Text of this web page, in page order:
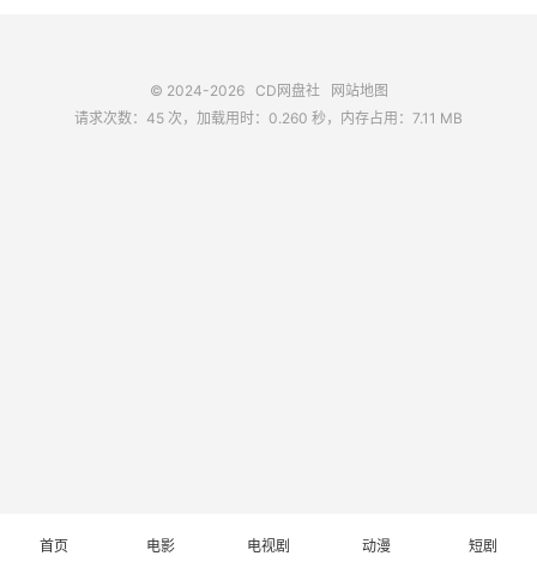
© 2024-2026 CD网盘社
网站地图
请求次数：45 次，加载用时：0.260 秒，内存占用：7.11 MB
首页 电影 电视剧 动漫 短剧